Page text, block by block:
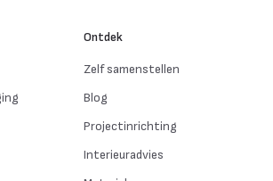
Ontdek
Zelf samenstellen
Blog
Projectinrichting
Interieuradvies